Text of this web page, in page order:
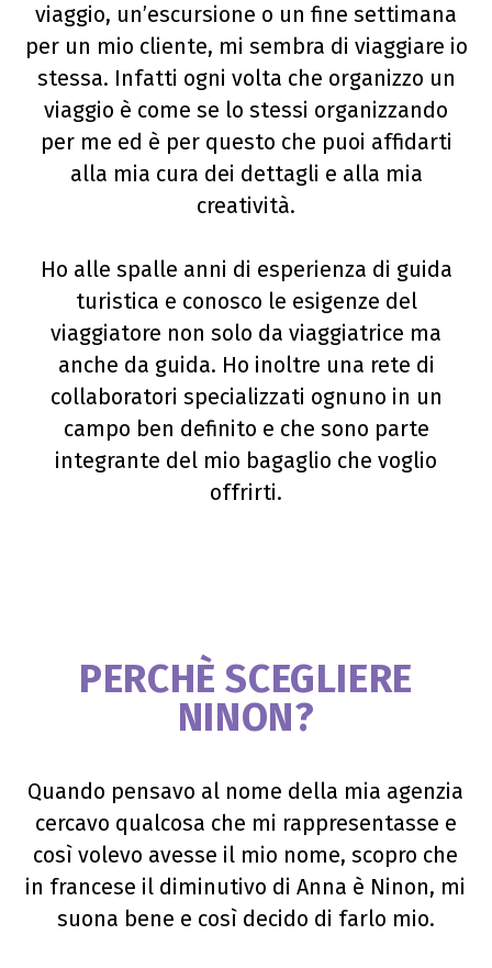
viaggio, un’escursione o un fine settimana
per un mio cliente, mi sembra di viaggiare io
stessa. Infatti ogni volta che organizzo un
viaggio è come se lo stessi organizzando
per me ed è per questo che puoi affidarti
alla mia cura dei dettagli e alla mia
creatività.
Ho alle spalle anni di esperienza di guida
turistica e conosco le esigenze del
viaggiatore non solo da viaggiatrice ma
anche da guida. Ho inoltre una rete di
collaboratori specializzati ognuno in un
campo ben definito e che sono parte
integrante del mio bagaglio che voglio
offrirti.
PERCHÈ SCEGLIERE
NINON?
Quando pensavo al nome della mia agenzia
cercavo qualcosa che mi rappresentasse e
così volevo avesse il mio nome, scopro che
in francese il diminutivo di Anna è Ninon, mi
suona bene e così decido di farlo mio.